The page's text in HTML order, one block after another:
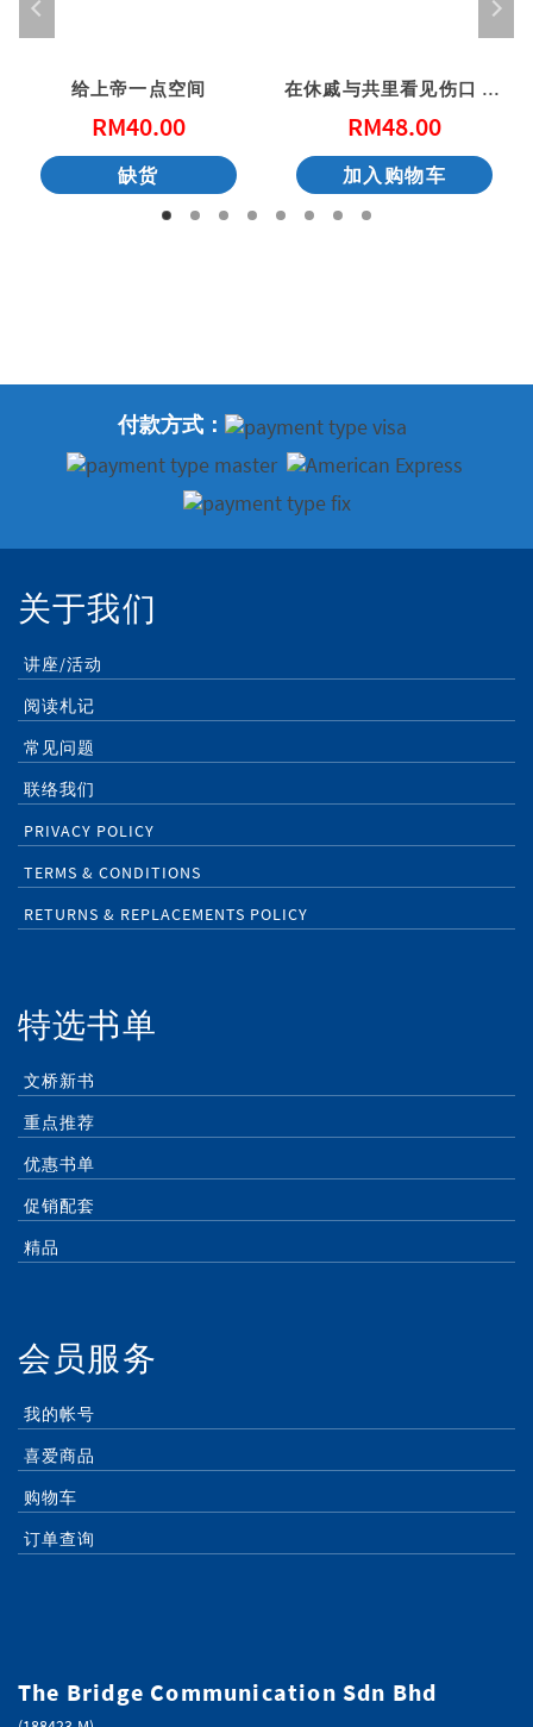
给上帝一点空间
RM40.00
缺货
在休戚与共里看见伤口 – 给心灵创伤（二版）
RM48.00
加入购物车
付款方式：
关于我们
讲座/活动
阅读札记
常见问题
联络我们
PRIVACY POLICY
TERMS & CONDITIONS
RETURNS & REPLACEMENTS POLICY
特选书单
文桥新书
重点推荐
优惠书单
促销配套
精品
会员服务
我的帐号
喜爱商品
购物车
订单查询
The Bridge Communication Sdn Bhd